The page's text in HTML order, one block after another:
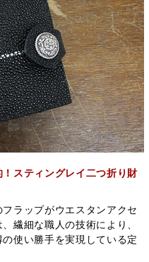
スティングレイ二つ折り財
ラップがウエスタンアクセ
繊細な職人の技術により、
使い勝手を実現している定